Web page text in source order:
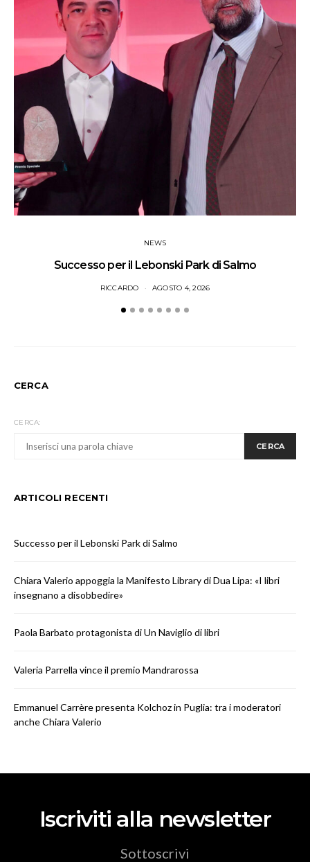
NEWS
Successo per il Lebonski Park di Salmo
RICCARDO AGOSTO 4, 2026
CERCA
CERCA:
CERCA
ARTICOLI RECENTI
Successo per il Lebonski Park di Salmo
Chiara Valerio appoggia la Manifesto Library di Dua Lipa: «I libri
insegnano a disobbedire»
Paola Barbato protagonista di Un Naviglio di libri
Valeria Parrella vince il premio Mandrarossa
Emmanuel Carrère presenta Kolchoz in Puglia: tra i moderatori
anche Chiara Valerio
Iscriviti alla newsletter
Sottoscrivi